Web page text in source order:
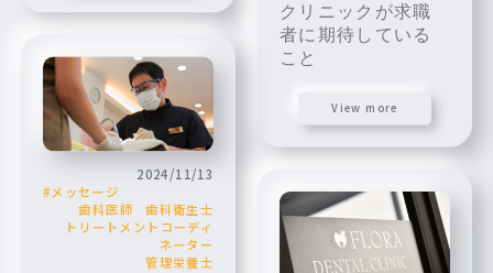
クリニックが求職
者に期待している
こと
View more
2024/11/13
メッセージ
歯科医師
歯科衛生士
トリートメントコーディ
ネーター
管理栄養士